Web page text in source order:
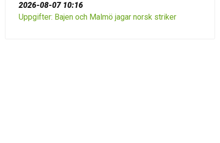
2026-08-07 10:16
Uppgifter: Bajen och Malmö jagar norsk striker